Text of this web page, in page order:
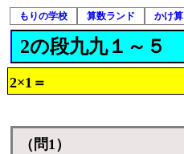
もりの学校 算数ランド かけ算
2の段九九１～５
2×1＝
（問1）